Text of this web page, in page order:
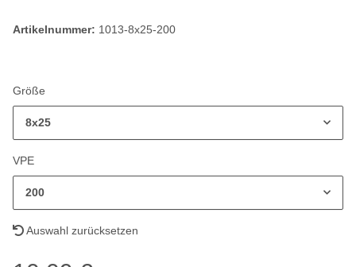
Artikelnummer: 1013-8x25-200
Größe
8x25
VPE
200
Auswahl zurücksetzen